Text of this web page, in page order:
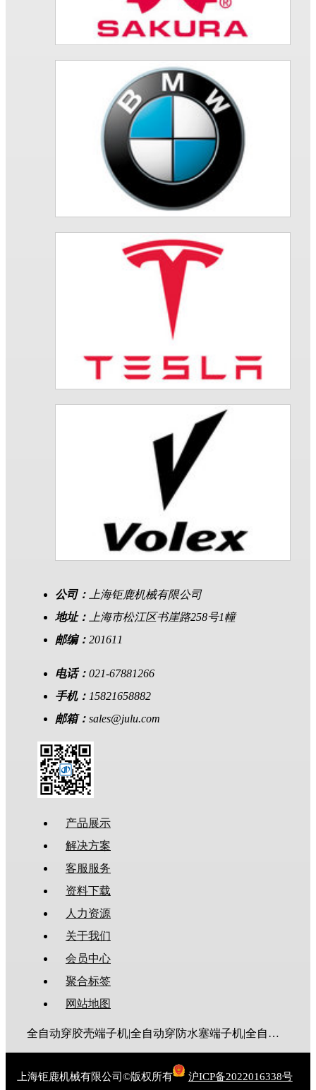
公司：
上海钜鹿机械有限公司
地址：
上海市松江区书崖路258号1幢
邮编： 201611
电话： 021-67881266
手机： 15821658882
邮箱： sales@julu.com
产品展示
解决方案
客服服务
资料下载
人力资源
关于我们
会员中心
聚合标签
网站地图
全自动穿胶壳端子机|全自动穿防水塞端子机|全自动穿热缩管端子机|全自动穿护套端子机|全自动穿号码管端子机|全自动端子机|全自动穿防水栓端子机|端子压着机|端子压接机|静音端子机|多芯线端子机|护套线端子机|全自动排线端子机|新能源大平方压接机|电脑剥线机|自动剥线机|裁线机|剥线机
上海钜鹿机械有限公司©版权所有 沪ICP备2022016338号